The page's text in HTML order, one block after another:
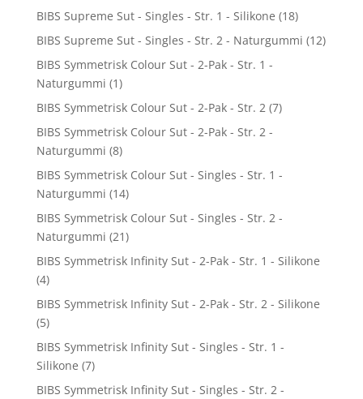
BIBS Supreme Sut - Singles - Str. 1 - Silikone (18)
BIBS Supreme Sut - Singles - Str. 2 - Naturgummi (12)
BIBS Symmetrisk Colour Sut - 2-Pak - Str. 1 -
Naturgummi (1)
BIBS Symmetrisk Colour Sut - 2-Pak - Str. 2 (7)
BIBS Symmetrisk Colour Sut - 2-Pak - Str. 2 -
Naturgummi (8)
BIBS Symmetrisk Colour Sut - Singles - Str. 1 -
Naturgummi (14)
BIBS Symmetrisk Colour Sut - Singles - Str. 2 -
Naturgummi (21)
BIBS Symmetrisk Infinity Sut - 2-Pak - Str. 1 - Silikone
(4)
BIBS Symmetrisk Infinity Sut - 2-Pak - Str. 2 - Silikone
(5)
BIBS Symmetrisk Infinity Sut - Singles - Str. 1 -
Silikone (7)
BIBS Symmetrisk Infinity Sut - Singles - Str. 2 -